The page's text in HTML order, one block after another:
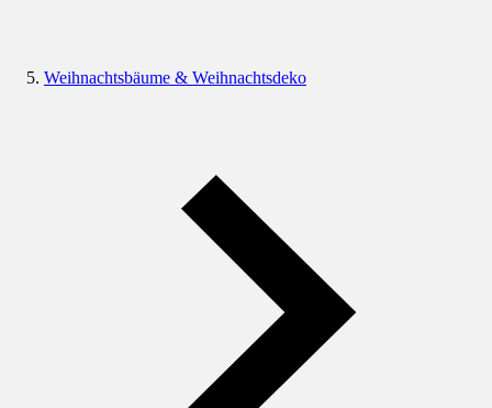
Weihnachtsbäume & Weihnachtsdeko